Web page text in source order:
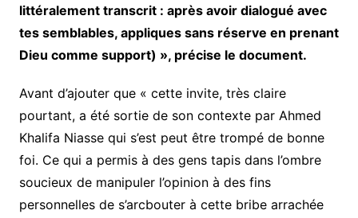
littéralement transcrit : après avoir dialogué avec
tes semblables, appliques sans réserve en prenant
Dieu comme support) », précise le document.
Avant d’ajouter que « cette invite, très claire
pourtant, a été sortie de son contexte par Ahmed
Khalifa Niasse qui s’est peut être trompé de bonne
foi. Ce qui a permis à des gens tapis dans l’ombre
soucieux de manipuler l’opinion à des fins
personnelles de s’arcbouter à cette bribe arrachée